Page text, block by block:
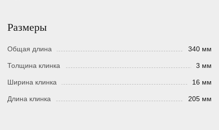
Размеры
Общая длина 340 мм
Толщина клинка 3 мм
Ширина клинка 16 мм
Длина клинка 205 мм